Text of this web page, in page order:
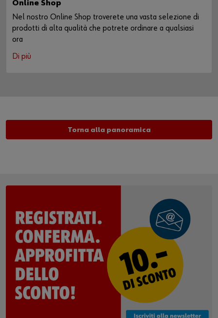
Online Shop
Nel nostro Online Shop troverete una vasta selezione di
prodotti di alta qualità che potrete ordinare a qualsiasi
ora
Di più
Torna alla panoramica